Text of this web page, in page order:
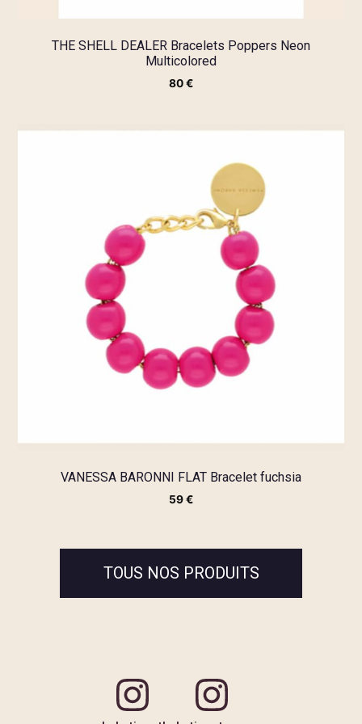
THE SHELL DEALER Bracelets Poppers Neon
Multicolored
80€
VANESSA BARONNI FLAT Bracelet fuchsia
59€
TOUS NOS PRODUITS